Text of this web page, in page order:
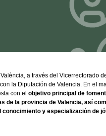
a través del Vicerrectorado
la Diputación de Valencia. En el
con elobjetivo principal de
la provincia de Valencia, así
y especialización de